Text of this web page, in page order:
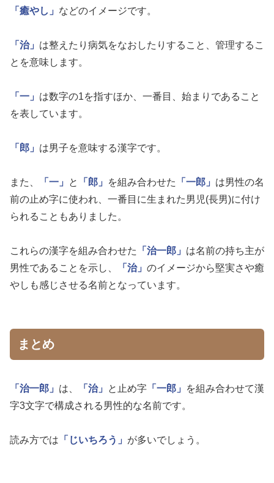
「癒やし」 などのイメージです。
「治」 は整えたり病気をなおしたりすること、管理するこ
とを意味します。
「一」 は数字の1を指すほか、一番目、始まりであること
を表しています。
「郎」 は男子を意味する漢字です。
また、 「一」 と 「郎」 を組み合わせた 「一郎」 は男性の名
前の止め字に使われ、一番目に生まれた男児(長男)に付け
られることもありました。
これらの漢字を組み合わせた 「治一郎」 は名前の持ち主が
男性であることを示し、
「治」 のイメージから堅実さや癒
やしも感じさせる名前となっています。
まとめ
「治一郎」 は、 「治」 と止め字 「一郎」
を組み合わせて漢
字3文字で構成される男性的な名前です。
読み方では 「じいちろう」 が多いでしょう。